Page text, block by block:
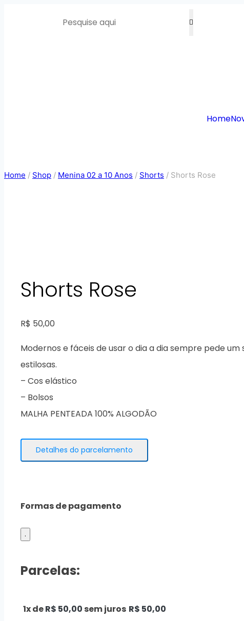
Home
Home / Shop / Menina 02 a 10 Anos / Shorts / Shorts Rose
Shorts Rose
R$ 50,00
Modernos e fáceis de usar o dia a dia sempre pede
estilosas.
– Cos elástico
– Bolsos
MALHA PENTEADA 100% ALGODÃO
Detalhes do parcelamento
Formas de pagamento
.
Parcelas:
1x deR$ 50,00 sem juros R$ 50,00